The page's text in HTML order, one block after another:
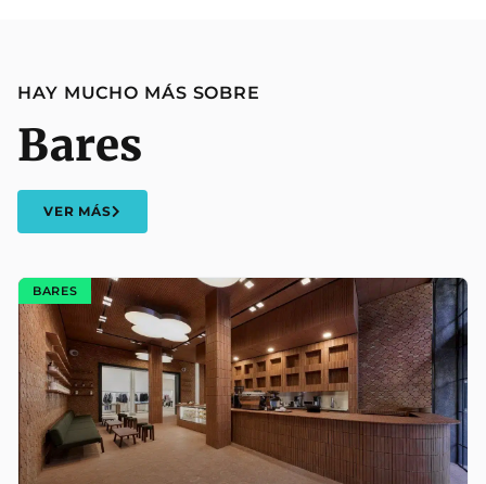
HAY MUCHO MÁS SOBRE
Bares
VER MÁS
BARES